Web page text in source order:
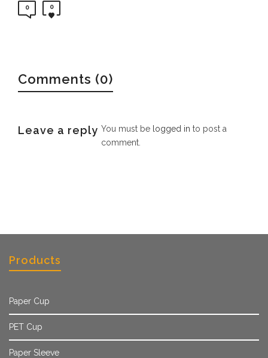
0 0
Comments (0)
Leave a reply You must be logged in to post a
comment.
Products
Paper Cup
PET Cup
Paper Sleeve